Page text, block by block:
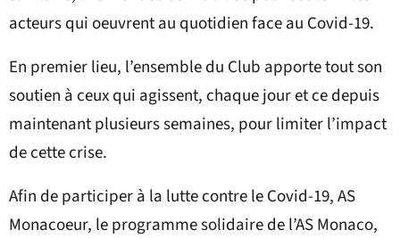
acteurs qui oeuvrent au quotidien face au Covid-19.
En premier lieu, l’ensemble du Club apporte tout son
soutien à ceux qui agissent, chaque jour et ce depuis
maintenant plusieurs semaines, pour limiter l’impact
de cette crise.
Afin de participer à la lutte contre le Covid-19, AS
Monacoeur, le programme solidaire de l’AS Monaco,